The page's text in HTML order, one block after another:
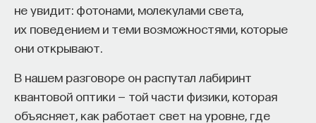
не увидит: фотонами, молекулами света,
их поведением и теми возможностями, которые
они открывают.
В нашем разговоре он распутал лабиринт
квантовой оптики — той части физики, которая
объясняет, как работает свет на уровне, где
терапию и другие подходы при нарушениях
сна
Автор курса:
сомнолог, доцент кафедры нервных
болезней и нейрохирургии Первого МГМУ
им. И. М. Сеченова, заведующий отделением